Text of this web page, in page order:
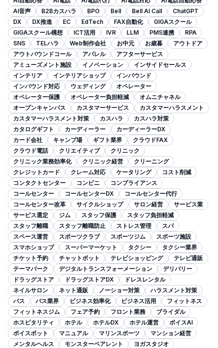
AI音声
B2Bカスハラ BPO Bell Bell AI Call
ChatGPT
DX
DX推進 EC EdTech FAX自動化
GIGAスクール
GIGAスクール構想
ICT活用 IVR LLM PMS連携
RPA
SNS
TELハラ Web制作会社 お中元 お歳暮
アウトドア
アウトバウンドコール
アパレル
アフターサービス
アミューズメント施設
イノベーション
インサイドセールス
インテリア
インテリアショップ
インバウンド
インバウンド対応
ウェディング
オペレーター
オペレーター保護
オペレーター負担軽減
オムニチャネル
オープンキャンパス
カスタマーサービス
カスタマーハラスメント
カスタマーハラスメント対策
カスハラ
カスハラ対策
カタログギフト
カーディーラー
カーディーラーDX
カード会社
キャンプ場 ギフト業界
クラウドFAX
クラウド電話
クリエイティブ
クリニック
クリニック業務効率化
クリニック経営
クリーニング
クレジットカード
クレーム対応 ケータリング
コスト削減
コンタクトセンター
コンビニ
コンプライアンス
コールセンター
コールセンターDX
コールセンター代行
コールセンター改革
サイクルショップ サロン経営
サービス業
サービス選定
ジム スタッフ保護
スタッフ負担軽減
スタッフ離職
スタッフ離職防止 ストレス管理
スパ
スペース運営
スポーツクラブ スポーツジム
スポーツ施設
スマホショップ
スーパーマーケット タクシー
タクシー業界
チケット予約
チャットボット テレビショッピング
テレビ通販
テーマパーク
デジタルトランスフォーメーション
デリバリー
ドラッグストア
ドラッグストアDX
ドレスレンタル
ネイルサロン
ネット通販 ノーショー対策
ハラスメント対策
バス
バス業界 ビジネス効率化 ビジネス活用
フィットネス
フィットネスジム
フェア予約 フロント業務
ブライダル
ホスピタリティ
ホテル ホテルDX ホテル運営
ボイスAI
ボイスボット
マニュアル マリンスポーツ
マンション経営
メンタルヘルス
モンスターペアレント
ヨガスタジオ